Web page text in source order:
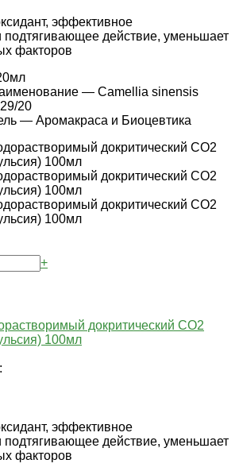
эффективное
действие, уменьшает
факторов
— Camellia sinensis
20
— Аромакраса и Биоцевтика
+
докритический СО2
100мл
эффективное
действие, уменьшает
факторов